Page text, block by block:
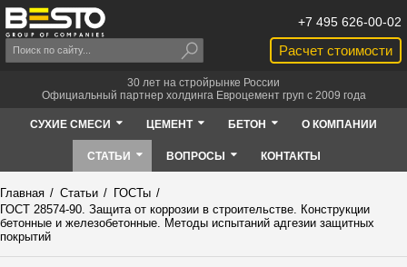
Расчет стоимости
+7 495 626-00-02
30 лет на стройрынке России
Официальный партнер холдинга Евроцемент груп с 2009 года
СУХИЕ СМЕСИ ЦЕМЕНТ БЕТОН О КОМПАНИИ
СТАТЬИ ВОПРОСЫ КОНТАКТЫ
Главная / Статьи / ГОСТы /
ГОСТ 28574-90. Защита от коррозии в строительстве. Конструкции
бетонные и железобетонные. Методы испытаний адгезии защитных
покрытий